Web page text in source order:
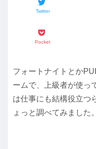
Twitter
Pocket
フォートナイトとか
ームで、上級者が使っ
は仕事にも結構役立つ
ょっと調べてみました。